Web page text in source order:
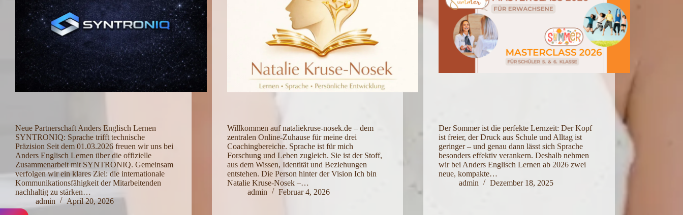
Neue Partnerschaft Anders Englisch Lernen
SYNTRONIQ: Sprache trifft technische
Präzision Seit dem 01.03.2026 freuen wir uns bei
Anders Englisch Lernen über die offizielle
Zusammenarbeit mit SYNTRONIQ. Gemeinsam
verfolgen wir ein klares Ziel: die internationale
Kommunikationsfähigkeit der Mitarbeitenden
nachhaltig zu stärken…
admin
April 20, 2026
Willkommen auf nataliekruse-nosek.de – dem
zentralen Online-Zuhause für meine drei
Coachingbereiche. Sprache ist für mich
Forschung und Leben zugleich. Sie ist der Stoff,
aus dem Wissen, Identität und Beziehungen
entstehen. Die Person hinter der Vision Ich bin
Natalie Kruse-Nosek –…
admin
Februar 4, 2026
Der Sommer ist die perfekte Lernzeit: Der Kopf
ist freier, der Druck aus Schule und Alltag ist
geringer – und genau dann lässt sich Sprache
besonders effektiv verankern. Deshalb nehmen
wir bei Anders Englisch Lernen ab 2026 zwei
neue, kompakte…
admin
Dezember 18, 2025